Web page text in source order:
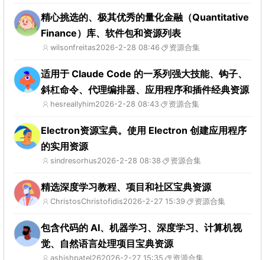
精心挑选的、极其优秀的量化金融（Quantitative
Finance）库、软件包和资源列表
wilsonfreitas2026-2-28 08:46 资源合集
适用于 Claude Code 的一系列强大技能、钩子、
斜杠命令、代理编排器、应用程序和插件经典资源
hesreallyhim2026-2-28 08:43 资源合集
Electron资源宝典。使用 Electron 创建应用程序
的实用资源
sindresorhus2026-2-28 08:38 资源合集
精选深度学习教程、项目和社区宝典资源
ChristosChristofidis2026-2-27 15:39 资源合集
包含代码的 AI、机器学习、深度学习、计算机视
觉、自然语言处理项目宝典资源
ashishpatel262026-2-27 15:35 资源合集